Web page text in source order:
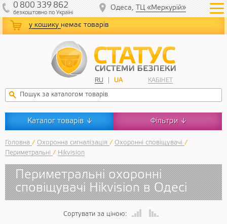
у кошику немає товарів
RU UA КАБІНЕТ
0 800 339 862
безкоштовнопо Україні
Одеса, ТЦ «Меркурій»
Каталог товарів ↓ Фільтри ↓
Головна / Охоронна сигналізація / Охоронні сповіщувачі /
Периметральні / Hikvision
Периметральні охоронні
сповіщувачі Hikvision в Одесі
Сортувати за ціною: